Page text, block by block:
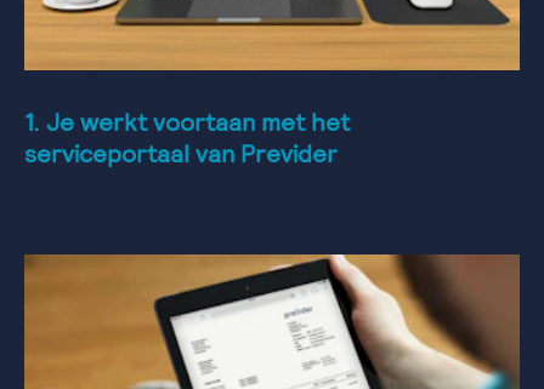
1. Je werkt voortaan met het
serviceportaal van Previder